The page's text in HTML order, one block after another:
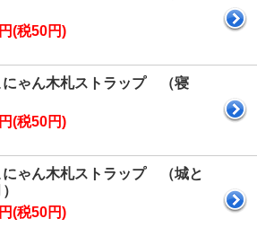
(税50円)
にゃん木札ストラップ （寝
(税50円)
にゃん木札ストラップ （城と
(税50円)